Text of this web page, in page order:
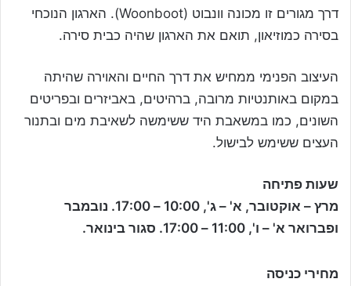
דרך מגורים זו מכונה וונבוט (Woonboot). הארגון הנוכחי
בסירה כמוזיאון, תואם את הארגון שהיה כבית סירה.
העיצוב הפנימי ממחיש את דרך החיים והאוירה שהיתה
במקום באותנטיות מרובה, ברהיטים, באביזרים ובפריטים
השונים, כמו במשאבת היד ששימשה לשאיבת מים ובתנור
העצים ששימש לבישול.
שעות פתיחה
מרץ – אוקטובר, א' – ג', 10:00 – 17:00. נובמבר
ופברואר א' – ו', 11:00 – 17:00. סגור בינואר.
מחירי כניסה